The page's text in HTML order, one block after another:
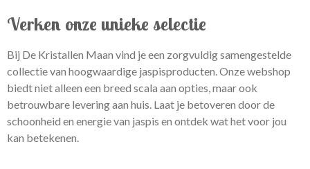
Verken onze unieke selectie
Bij De Kristallen Maan vind je een zorgvuldig samengestelde
collectie van hoogwaardige jaspisproducten. Onze webshop
biedt niet alleen een breed scala aan opties, maar ook
betrouwbare levering aan huis. Laat je betoveren door de
schoonheid en energie van jaspis en ontdek wat het voor jou
kan betekenen.